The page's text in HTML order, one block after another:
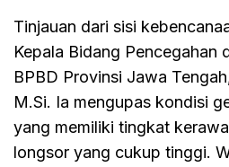
Tinjauan dari sisi
Kepala Bidang Pencegahan
BPBD Provinsi Jawa
M.Si. Ia mengupas kondisi
yang memiliki tingkat
longsor yang cukup tinggi.